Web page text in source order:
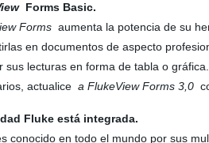
Forms Basic.
Forms aumenta la potencia de su
en documentos de aspecto
sus lecturas en forma de tabla o
actualice a FlukeView Forms 3,0
Fluke está integrada.
conocido en todo el mundo por sus